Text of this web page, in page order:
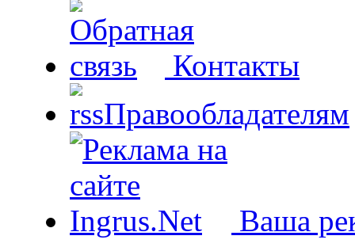
Контакты
Правообладателям
Ваша